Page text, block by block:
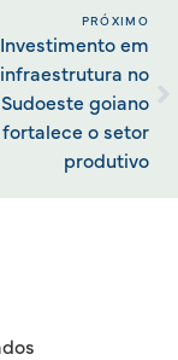
PRÓXIMO
Investimento em
infraestrutura no
Sudoeste goiano
fortalece o setor
produtivo